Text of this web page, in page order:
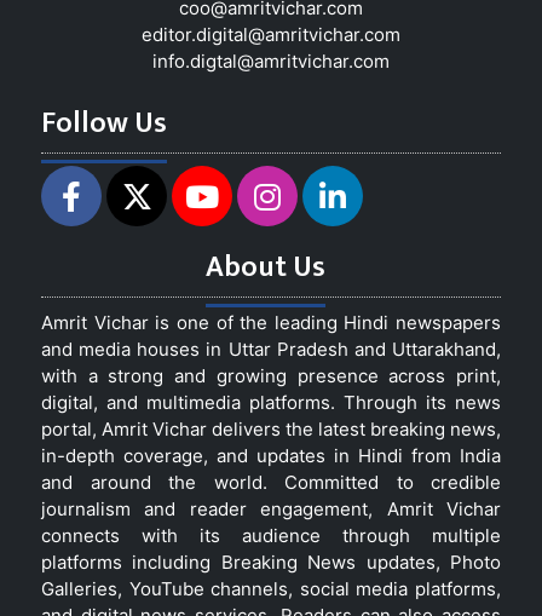
coo@amritvichar.com
editor.digital@amritvichar.com
info.digtal@amritvichar.com
Follow Us
About Us
Amrit Vichar is one of the leading Hindi newspapers
and media houses in Uttar Pradesh and Uttarakhand,
with a strong and growing presence across print,
digital, and multimedia platforms. Through its news
portal, Amrit Vichar delivers the latest breaking news,
in-depth coverage, and updates in Hindi from India
and around the world. Committed to credible
journalism and reader engagement, Amrit Vichar
connects with its audience through multiple
platforms including Breaking News updates, Photo
Galleries, YouTube channels, social media platforms,